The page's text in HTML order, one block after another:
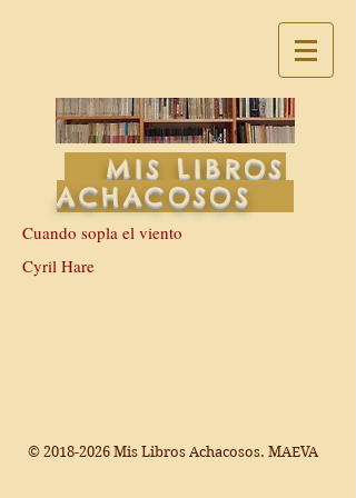
MIS LIBROS
ACHACOSOS
Cuando sopla el viento
Cyril Hare
© 2018-2026 Mis Libros Achacosos. MAEVA